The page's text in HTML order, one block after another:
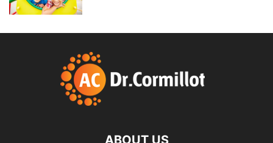
ABOUT US